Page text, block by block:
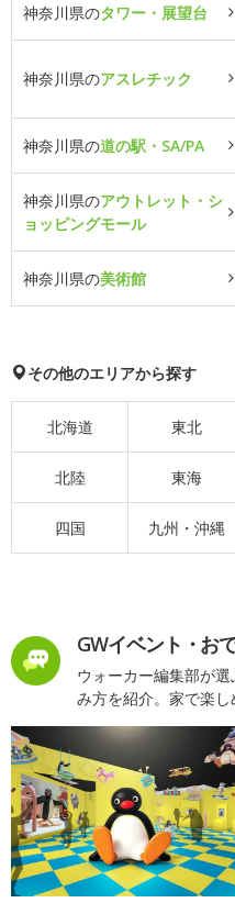
神奈川県のタワー・展望台
神奈川県のアスレチック
神奈川県の道の駅・SA/PA
神奈川県のアウトレット・シ
ョッピングモール
神奈川県の美術館
その他のエリアから探す
北海道 東北
北陸 東海
四国 九州・沖縄
GWイベント・お
ウォーカー編集部が
み方を紹介。家で楽し